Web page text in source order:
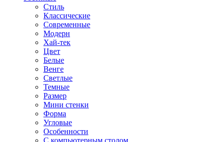
Стиль
Классические
Современные
Модерн
Хай-тек
Цвет
Белые
Венге
Светлые
Темные
Размер
Мини стенки
Форма
Угловые
Особенности
С компьютерным столом